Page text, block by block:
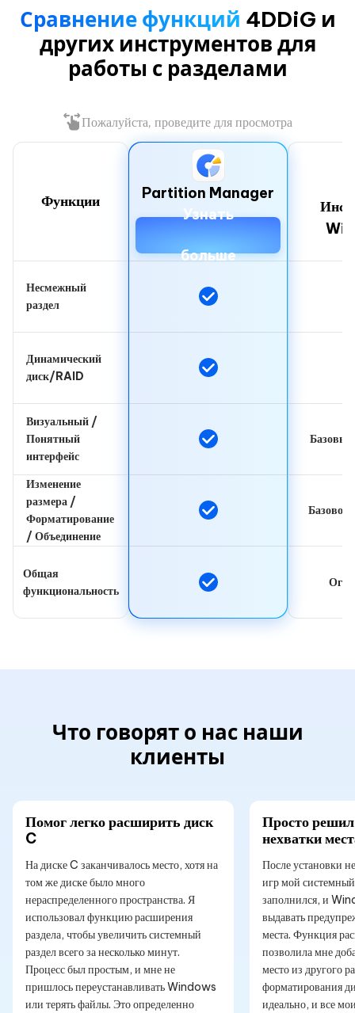
Сравнение функций 4DDiG и
других инструментов для
работы с разделами
Пожалуйста, проведите для просмотра
Функции
Несмежный
раздел
Динамический
диск/RAID
Визуальный /
Понятный
интерфейс
Изменение
размера /
Форматирование
/ Объединение
Общая
функциональность
Partition Manager
Узнать
больше
Базовое
Что говорят о нас наши
клиенты
Помог легко расширить диск
C
На диске C заканчивалось место, хотя на
том же диске было много
нераспределенного пространства. Я
использовал функцию расширения
раздела, чтобы увеличить системный
раздел всего за несколько минут.
Процесс был простым, и мне не
пришлось переустанавливать Windows
или терять файлы. Это определенно
Просто
нехватки
После установки
игр мой
заполнился, и
выдавать
места. Функция
позволила мне
место из другого
форматирования
идеально, и все